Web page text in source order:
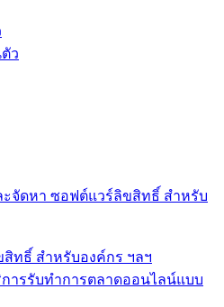
ว
ทธิ์ สำหรับองค์กร ฯลฯ